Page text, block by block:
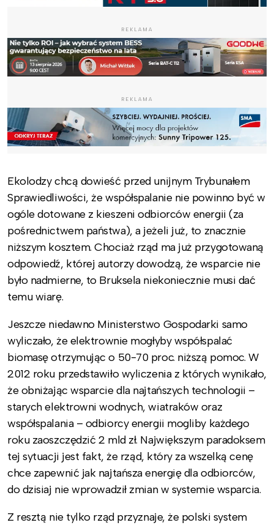
REKLAMA
REKLAMA
Ekolodzy chcą dowieść przed unijnym Trybunałem
Sprawiedliwości, że współspalanie nie powinno być w
ogóle dotowane z kieszeni odbiorców energii (za
pośrednictwem państwa), a jeżeli już, to znacznie
niższym kosztem. Chociaż rząd ma już przygotowaną
odpowiedź, której autorzy dowodzą, że wsparcie nie
było nadmierne, to Bruksela niekoniecznie musi dać
temu wiarę.
Jeszcze niedawno Ministerstwo Gospodarki samo
wyliczało, że elektrownie mogłyby współspalać
biomasę otrzymując o 50-70 proc. niższą pomoc. W
2012 roku przedstawiło wyliczenia z których wynikało,
że obniżając wsparcie dla najtańszych technologii –
starych elektrowni wodnych, wiatraków oraz
współspalania – odbiorcy energii mogliby każdego
roku zaoszczędzić 2 mld zł. Największym paradoksem
tej sytuacji jest fakt, że rząd, który za wszelką cenę
chce zapewnić jak najtańsza energię dla odbiorców,
do dzisiaj nie wprowadził zmian w systemie wsparcia.
Z resztą nie tylko rząd przyznaje, że polski system